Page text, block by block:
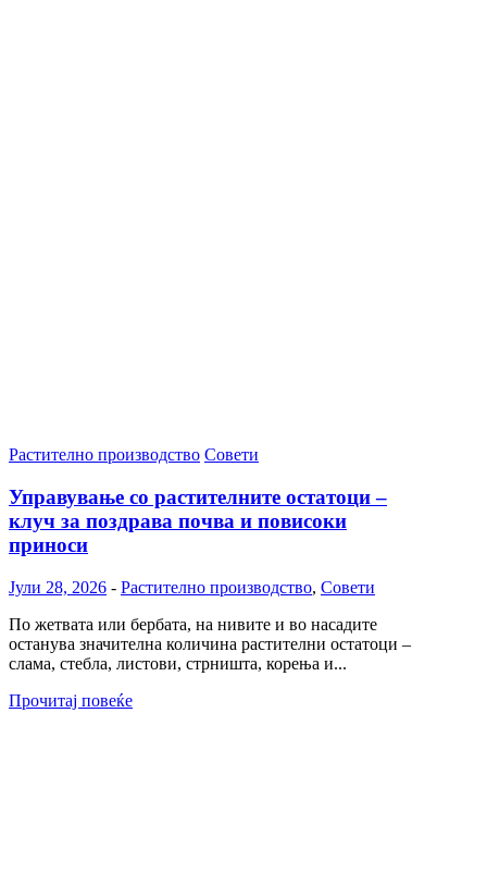
Растително производство Совети
Управување со растителните остатоци –
клуч за поздрава почва и повисоки
приноси
Јули 28, 2026 - Растително производство, Совети
По жетвата или бербата, на нивите и во насадите
останува значителна количина растителни остатоци –
слама, стебла, листови, стрништа, корења и...
Прочитај повеќе